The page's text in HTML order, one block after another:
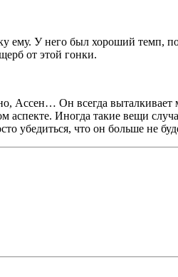
ему. У него был хороший темп,
от этой гонки.
Ассен… Он всегда
Иногда такие вещи
убедиться, что он больше не